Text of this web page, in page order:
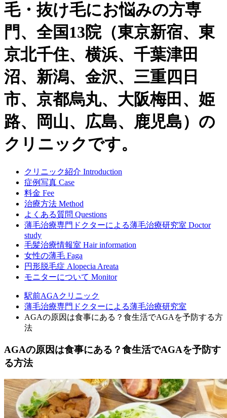
毛・抜け毛にお悩みの方専
門、全国13院（東京新宿、東
京北千住、横浜、千葉津田
沼、新潟、金沢、三重四日
市、京都烏丸、大阪梅田、姫
路、岡山、広島、鹿児島）の
クリニックです。
クリニック紹介 Introduction
症例写真 Case
料金 Fee
治療方法 Method
よくある質問 Questions
薄毛治療専門ドクターによる薄毛治療研究室 Doctor
study
毛髪治療情報室 Hair information
女性の薄毛 Faga
円形脱毛症 Alopecia Areata
モニターについて Monitor
駅前AGAクリニック
薄毛治療専門ドクターによる薄毛治療研究室
AGAの原因は食事にある？食生活でAGAを予防する方
法
AGAの原因は食事にある？食生活でAGAを予防す
る方法